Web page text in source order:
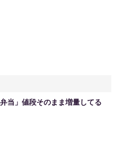
当」値段そのまま増量してる